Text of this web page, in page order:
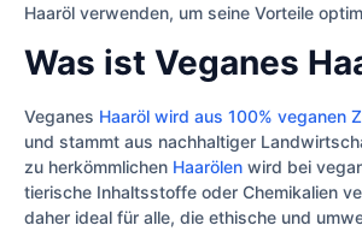
Haaröl verwenden, um seine Vorteile
Was ist Veganes
Veganes Haaröl wird aus 100% veganen
und stammt aus nachhaltiger
zu herkömmlichen Haarölen wird bei
tierische Inhaltsstoffe oder Chemikalien
daher ideal für alle, die ethische und